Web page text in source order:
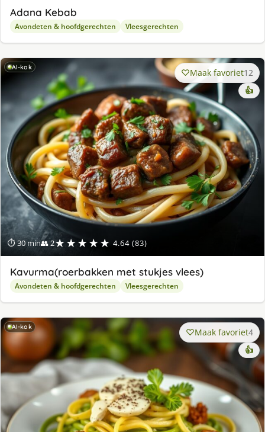
Adana Kebab
Avondeten & hoofdgerechten Vleesgerechten
AI-kok
⏱ 30 min👥 2★★★★★ 4.64 (83)
Maak favoriet12
👍
Kavurma(roerbakken met stukjes vlees)
Avondeten & hoofdgerechten Vleesgerechten
AI-kok Maak favoriet4
👍